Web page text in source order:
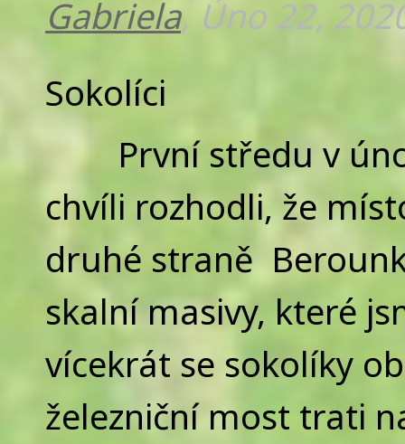
Gabriela, Úno 22,
Sokolíci
První středu v
chvíli rozhodli, že
druhé straně
skalní masivy, které
vícekrát se sokolíky
železniční most trati